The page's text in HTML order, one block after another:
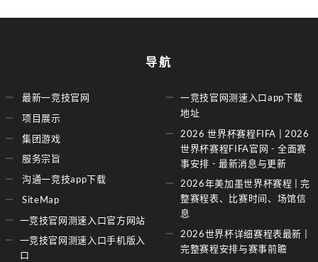
导航
最新一竞技官网
项目展示
集团游戏
服务宗旨
沟通一竞技app下载
SiteMap
一竞技官网测速入口官方网站
一竞技官网测速入口手机版入
口
一竞技官网测速入口app下载
地址
2026 世界杯赛程FIFA | 2026
世界杯赛程FIFA官网 - 全面赛
事安排 - 最新消息与更新
2026年美加墨世界杯赛程 | 完
整赛程表、比赛时间、场馆信
息
2026世界杯详细赛程表最新 |
完整赛程安排与赛事前瞻